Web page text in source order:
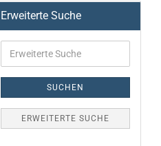
Erweiterte Suche
SUCHEN
ERWEITERTE SUCHE